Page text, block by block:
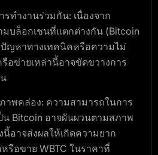
รทำงานร่วมกัน: เนื่องจาก
มบล็อกเชนที่แตกต่างกัน (Bitcoin
ปัญหาทางเทคนิคหรือความไม่
รือข่ายเหล่านี้อาจขัดขวางการ
าพคล่อง: ความสามารถในการ
น Bitcoin อาจผันผวนตามสภาพ
อาจส่งผลให้เกิดความยาก
รือขาย WBTC ในราคาที่